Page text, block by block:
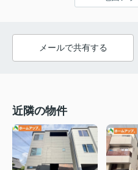
メールで共有する
近隣の物件